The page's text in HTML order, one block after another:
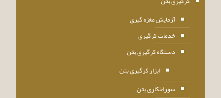
آزمایش مغزه گیری
خدمات کرگیری
دستگاه کرگیری بتن
ابزار کرگیری بتن
سوراخکاری بتن